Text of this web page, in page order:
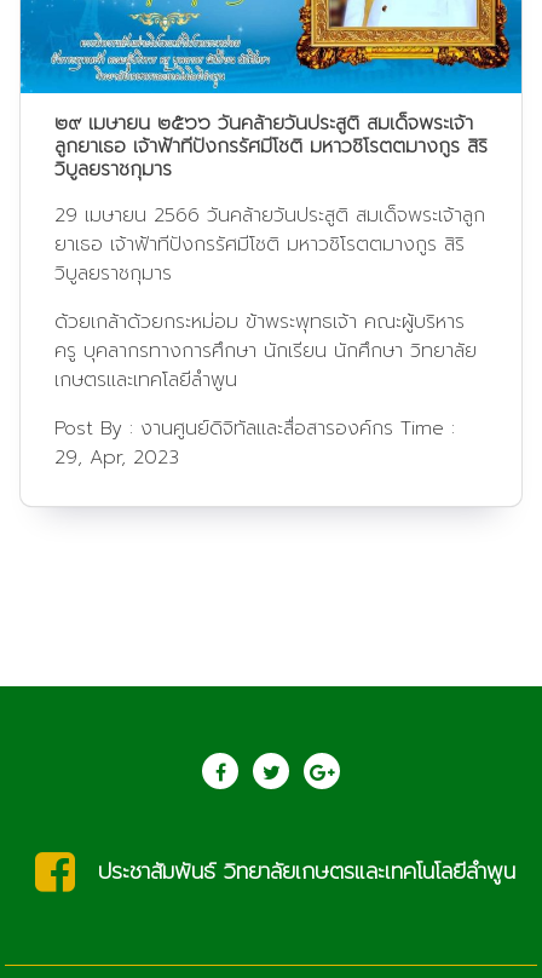
๒๙ เมษายน ๒๕๖๖ วันคล้ายวันประสูติ สมเด็จพระเจ้า
ลูกยาเธอ เจ้าฟ้าทีปังกรรัศมีโชติ มหาวชิโรตตมางกูร สิริ
วิบูลยราชกุมาร
29 เมษายน 2566 วันคล้ายวันประสูติ สมเด็จพระเจ้าลูก
ยาเธอ เจ้าฟ้าทีปังกรรัศมีโชติ มหาวชิโรตตมางกูร สิริ
วิบูลยราชกุมาร
ด้วยเกล้าด้วยกระหม่อม ข้าพระพุทธเจ้า คณะผู้บริหาร
ครู บุคลากรทางการศึกษา นักเรียน นักศึกษา วิทยาลัย
เกษตรและเทคโลยีลำพูน
Post By : งานศูนย์ดิจิทัลและสื่อสารองค์กร Time :
29, Apr, 2023
ประชาสัมพันธ์ วิทยาลัยเกษตรและเทคโนโลยีลำพูน